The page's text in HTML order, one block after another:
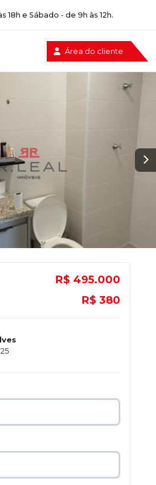
e Sábado - de 9h às 12h.
Área do cliente
R$ 495.000
R$ 380